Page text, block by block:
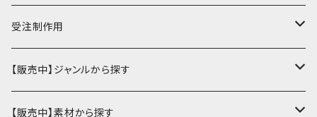
受注制作用
財布・小銭入れ
ミニ財布
名刺入れ・定期入れ
【販売中】ジャンルから探す
カードケース・名刺入れ
【販売中】素材から探す